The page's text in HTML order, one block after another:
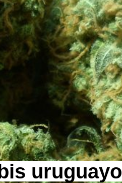
uruguayo